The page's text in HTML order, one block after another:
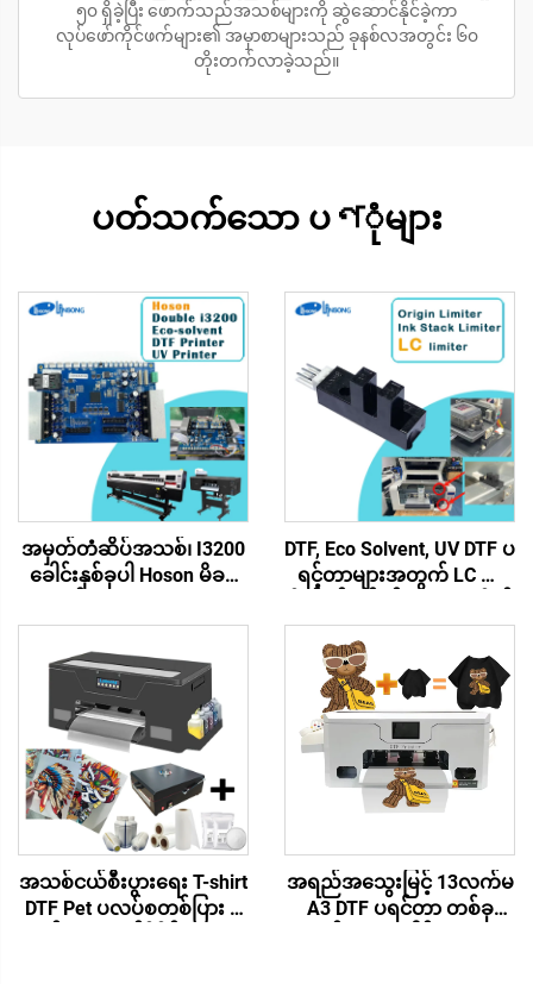
၅၀ ရှိခဲ့ပြီး ဖောက်သည်အသစ်များကို ဆွဲဆောင်နိုင်ခဲ့ကာ
လုပ်ဖော်ကိုင်ဖက်များ၏ အမှာစာများသည် ခုနစ်လအတွင်း ၆၀
တိုးတက်လာခဲ့သည်။
ပတ်သက်သော ပণုံများ
အမှတ်တံဆိပ်အသစ်၊ I3200
ခေါင်းနှစ်ခုပါ Hoson မိခင်
ပုံနှိပ်စက်ကြီးများအတွက် 2-
ခေါင်း I3200 မိခင်ဘုတ် -
အသစ် ၆ လ
DTF, Eco Solvent, UV DTF ပ
ရင့်တာများအတွက် LC လီ
ခရိုစွပ်ချိန်ခွင်လျား၊ ထိုးထွက်
ပရင့်တာ လီမိတ်စံနှုန်းခွဲစိတ်
ကိရိယာ၊ အစိတ်အပိုင်း
အစားထိုးပစ္စည်း
အသစ်ငယ်စီးပွားရေး T-shirt
DTF Pet ပလပ်စတစ်ပြား ပုံ
အရည်အသွေးမြင့် 13လက်မ
A3 DTF ပရင်တာ တစ်ခု